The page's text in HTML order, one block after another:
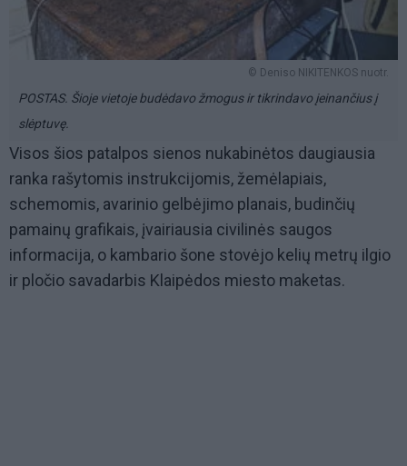
© Deniso NIKITENKOS nuotr.
POSTAS. Šioje vietoje budėdavo žmogus ir tikrindavo įeinančius į
slėptuvę.
Visos šios patalpos sienos nukabinėtos daugiausia
ranka rašytomis instrukcijomis, žemėlapiais,
schemomis, avarinio gelbėjimo planais, budinčių
pamainų grafikais, įvairiausia civilinės saugos
informacija, o kambario šone stovėjo kelių metrų ilgio
ir pločio savadarbis Klaipėdos miesto maketas.